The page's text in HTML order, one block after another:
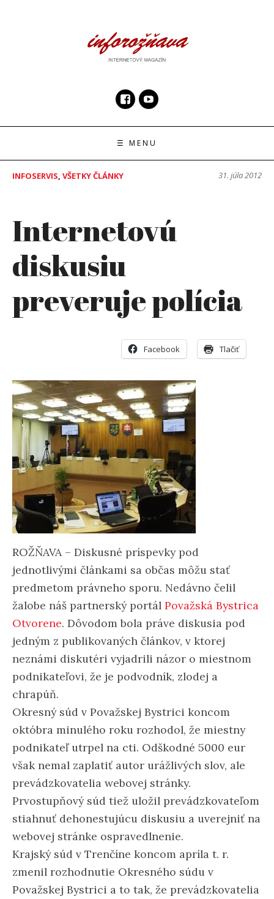
☰ MENU
INFOSERVIS, VŠETKY ČLÁNKY 31. júla 2012
Internetovú
diskusiu
preveruje polícia
Facebook Tlačiť
ROŽŇAVA – Diskusné príspevky pod
jednotlivými článkami sa občas môžu stať
predmetom právneho sporu. Nedávno čelil
žalobe náš partnerský portál Považská Bystrica
Otvorene. Dôvodom bola práve diskusia pod
jedným z publikovaných článkov, v ktorej
neznámi diskutéri vyjadrili názor o miestnom
podnikateľovi, že je podvodník, zlodej a
chrapúň.
Okresný súd v Považskej Bystrici koncom
októbra minulého roku rozhodol, že miestny
podnikateľ utrpel na cti. Odškodné 5000 eur
však nemal zaplatiť autor urážlivých slov, ale
prevádzkovatelia webovej stránky.
Prvostupňový súd tiež uložil prevádzkovateľom
stiahnuť dehonestujúcu diskusiu a uverejniť na
webovej stránke ospravedlnenie.
Krajský súd v Trenčíne koncom apríla t. r.
zmenil rozhodnutie Okresného súdu v
Považskej Bystrici a to tak, že prevádzkovatelia